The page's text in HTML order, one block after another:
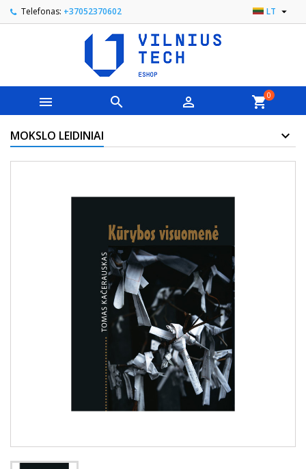
Telefonas: +37052370602 LT 
   shopping_cart0
MOKSLO LEIDINIAI